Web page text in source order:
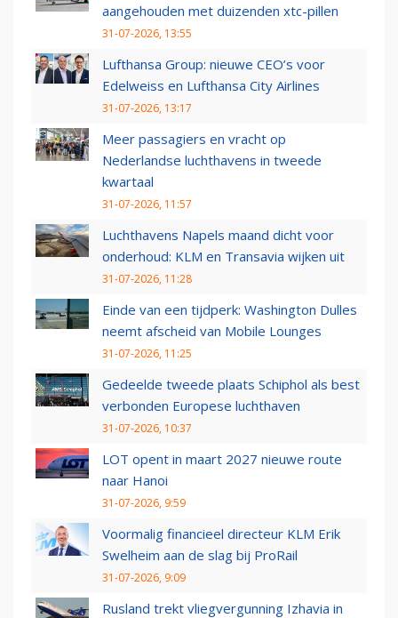
aangehouden met duizenden xtc-pillen
31-07-2026, 13:55
Lufthansa Group: nieuwe CEO’s voor
Edelweiss en Lufthansa City Airlines
31-07-2026, 13:17
Meer passagiers en vracht op
Nederlandse luchthavens in tweede
kwartaal
31-07-2026, 11:57
Luchthavens Napels maand dicht voor
onderhoud: KLM en Transavia wijken uit
31-07-2026, 11:28
Einde van een tijdperk: Washington Dulles
neemt afscheid van Mobile Lounges
31-07-2026, 11:25
Gedeelde tweede plaats Schiphol als best
verbonden Europese luchthaven
31-07-2026, 10:37
LOT opent in maart 2027 nieuwe route
naar Hanoi
31-07-2026, 9:59
Voormalig financieel directeur KLM Erik
Swelheim aan de slag bij ProRail
31-07-2026, 9:09
Rusland trekt vliegvergunning Izhavia in